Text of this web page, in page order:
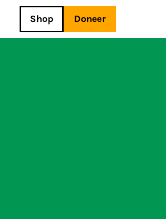
Shop Doneer